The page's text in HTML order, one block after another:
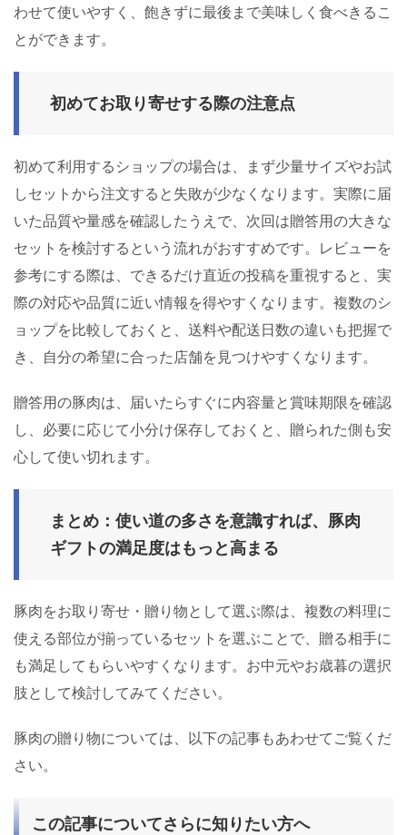
わせて使いやすく、飽きずに最後まで美味しく食べきるこ
とができます。
初めてお取り寄せする際の注意点
初めて利用するショップの場合は、まず少量サイズやお試
しセットから注文すると失敗が少なくなります。実際に届
いた品質や量感を確認したうえで、次回は贈答用の大きな
セットを検討するという流れがおすすめです。レビューを
参考にする際は、できるだけ直近の投稿を重視すると、実
際の対応や品質に近い情報を得やすくなります。複数のシ
ョップを比較しておくと、送料や配送日数の違いも把握で
き、自分の希望に合った店舗を見つけやすくなります。
贈答用の豚肉は、届いたらすぐに内容量と賞味期限を確認
し、必要に応じて小分け保存しておくと、贈られた側も安
心して使い切れます。
まとめ：使い道の多さを意識すれば、豚肉
ギフトの満足度はもっと高まる
豚肉をお取り寄せ・贈り物として選ぶ際は、複数の料理に
使える部位が揃っているセットを選ぶことで、贈る相手に
も満足してもらいやすくなります。お中元やお歳暮の選択
肢として検討してみてください。
豚肉の贈り物については、以下の記事もあわせてご覧くだ
さい。
この記事についてさらに知りたい方へ